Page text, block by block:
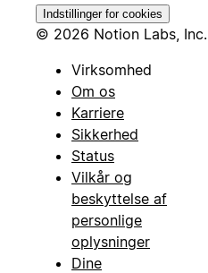
Indstillinger for cookies
© 2026 Notion Labs, Inc.
Virksomhed
Om os
Karriere
Sikkerhed
Status
Vilkår og
beskyttelse af
personlige
oplysninger
Dine